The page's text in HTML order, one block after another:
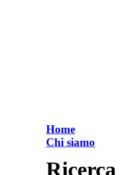
Home
Chi siamo
Ricerca